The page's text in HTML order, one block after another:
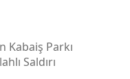
Kabaiş Parkı
Saldırı